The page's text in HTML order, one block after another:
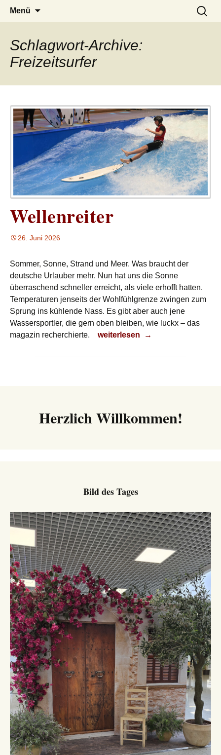
LUCKX
– das Magazin
Menü
Suchen
nach:
Schlagwort-Archive:
Freizeitsurfer
Wellenreiter
26. Juni 2026
Sommer, Sonne, Strand und Meer. Was braucht der
deutsche Urlauber mehr. Nun hat uns die Sonne
überraschend schneller erreicht, als viele erhofft hatten.
Temperaturen jenseits der Wohlfühlgrenze zwingen zum
Sprung ins kühlende Nass. Es gibt aber auch jene
Wassersportler, die gern oben bleiben, wie luckx – das
magazin recherchierte.
Wellenreiter
weiterlesen →
Herzlich Willkommen!
Bild des Tages